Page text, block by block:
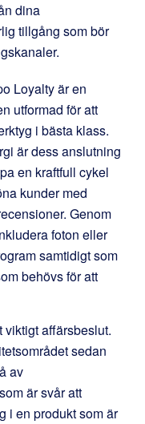
dina
tillgång som bör
Loyalty är en
utformad för att
i bästa klass.
är dess anslutning
en kraftfull cykel
kunder med
Genom
foton eller
samtidigt som
behövs för att
viktigt affärsbeslut.
sedan
av
är svår att
i en produkt som är